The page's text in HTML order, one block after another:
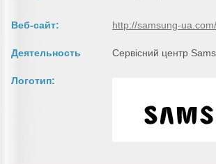
Веб-сайт: http://samsung-ua.com/
Деятельность Сервісний центр
Логотип: